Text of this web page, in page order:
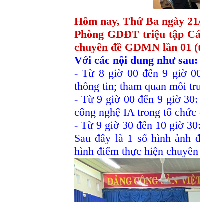
Hôm nay, Thứ Ba ngày 21
Phòng GDĐT triệu tập
chuyên đề GDMN lần 01
Với các nội dung như sau:
- Từ 8 giờ 00 đến 9 giờ
thông tin; tham quan môi
- Từ 9 giờ 00 đến 9 giờ
công nghệ IA trong tổ
- Từ 9 giờ 30 đến 10 giờ
Sau đây là 1 số hình ảnh
hình điểm thực hiện